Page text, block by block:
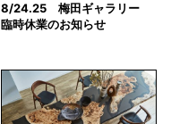
8/24.25 梅田ギャラリー
臨時休業のお知らせ